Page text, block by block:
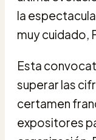
la
muy cuidado,
Esta
superar las
certamen
expositores